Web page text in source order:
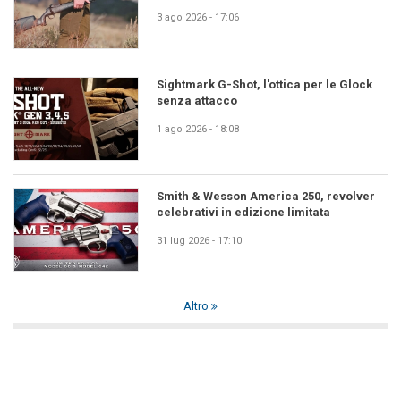
3 ago 2026 - 17:06
Sightmark G-Shot, l'ottica per le Glock
senza attacco
1 ago 2026 - 18:08
Smith & Wesson America 250, revolver
celebrativi in edizione limitata
31 lug 2026 - 17:10
Altro